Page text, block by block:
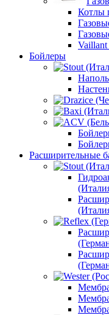
Котлы
Бойлеры
Расширительные